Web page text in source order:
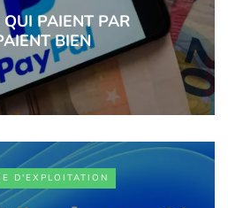
PAIENT PAR
BIEN
D'EXPLOITATION